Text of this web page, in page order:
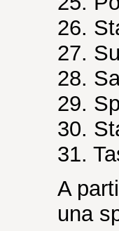
26.
27.
28.
29.
30.
31.
A
una